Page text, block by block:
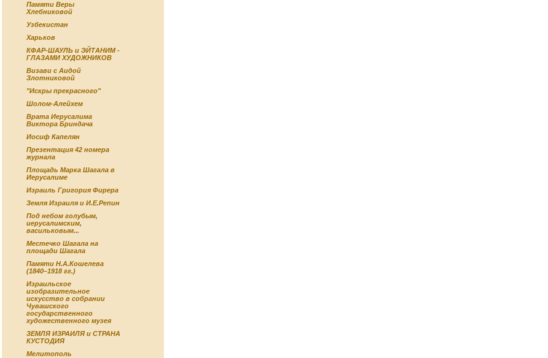
Памяти Веры
Хлебниковой
Узбекистан
Харьков
КФАР-ШАУЛЬ и ЭЙТАНИМ -
ГЛАЗАМИ ХУДОЖНИКОВ
Визави с Аидой
Злотниковой
"Искры прекрасного"
Шолом-Алейхем
Врата Иерусалима
Виктора Бриндача
Иосиф Капелян
Презентация 42 номера
журнала
Площадь Марка Шагала в
Иерусалиме
Израиль Григория Фирера
Земля Израиля и И.Е.Репин
Под небом голубым,
иерусалимским,
васильковым...
Местечко Шагала на
площади Шагала
Памяти Н.А.Кошелева
(1840–1918 гг.)
Израильское
изобразительное
искусство в собрании
Чувашского
государственного
художественного музея
ЗЕМЛЯ ИЗРАИЛЯ и СТРАНА
КУСТОДИЯ
Мелитополь